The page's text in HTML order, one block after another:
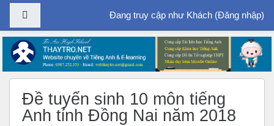
Chuyển tới nội dung chính
Bảng điều khiển cạnhĐang truy cập như Khách (Đăng nhập)
Đề tuyển sinh 10 môn tiếng
Anh tỉnh Đồng Nai năm 2018